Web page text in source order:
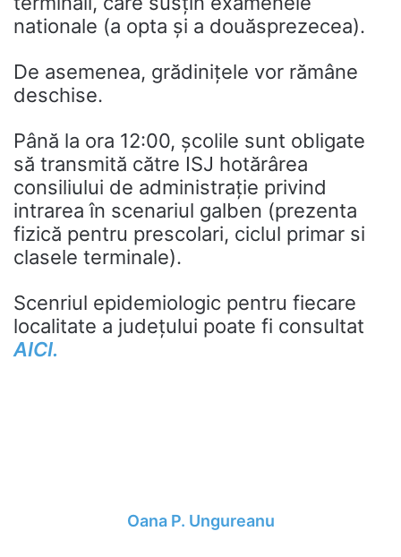
nationale (a opta și a douăsprezecea).
De asemenea, grădinițele vor rămâne
deschise.
Până la ora 12:00, școlile sunt obligate
să transmită către ISJ hotărârea
consiliului de administrație privind
intrarea în scenariul galben (prezenta
fizică pentru prescolari, ciclul primar si
clasele terminale).
Scenriul epidemiologic pentru fiecare
localitate a județului poate fi consultat
AICI.
Oana P. Ungureanu